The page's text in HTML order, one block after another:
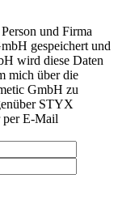
und Firma
gespeichert und
wird diese Daten
mich über die
GmbH zu
STYX
per E-Mail